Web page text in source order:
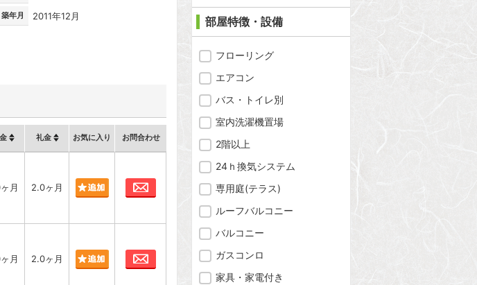
築年月 2011年12月
礼金 お気に入り お問合わせ
月 2.0ヶ月 お問合わせ
月 2.0ヶ月 お問合わせ
部屋特徴・設備
フローリング
エアコン
バス・トイレ別
室内洗濯機置場
2階以上
24ｈ換気システム
専用庭(テラス)
ルーフバルコニー
バルコニー
ガスコンロ
家具・家電付き